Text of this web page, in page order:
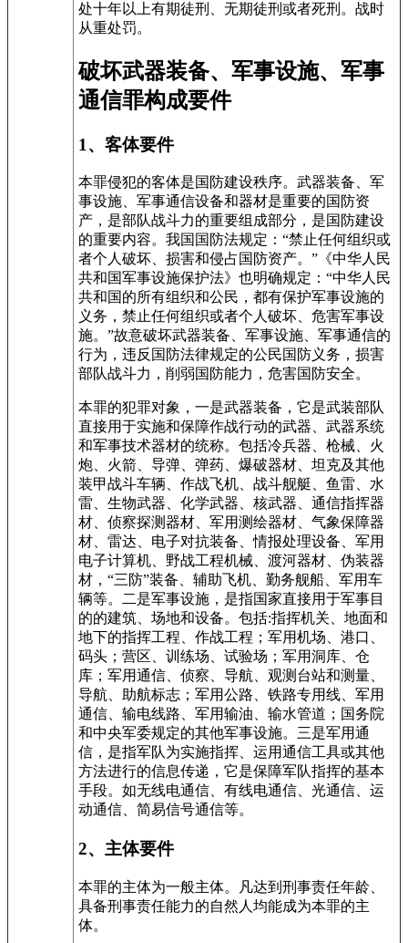
处十年以上有期徒刑、无期徒刑或者死刑。战时
从重处罚。
破坏武器装备、军事设施、军事
通信罪构成要件
1 、 客体要件
本罪侵犯的客体是国防建设秩序。武器装备、军
事设施、军事通信设备和器材是重要的国防资
产，是部队战斗力的重要组成部分，是国防建设
的重要内容。我国国防法规定：“禁止任何组织或
者个人破坏、损害和侵占国防资产。”《中华人民
共和国军事设施保护法》也明确规定：“中华人民
共和国的所有组织和公民，都有保护军事设施的
义务，禁止任何组织或者个人破坏、危害军事设
施。”故意破坏武器装备、军事设施、军事通信的
行为，违反国防法律规定的公民国防义务，损害
部队战斗力，削弱国防能力，危害国防安全。
本罪的犯罪对象，一是武器装备，它是武装部队
直接用于实施和保障作战行动的武器、武器系统
和军事技术器材的统称。包括冷兵器、枪械、火
炮、火箭、导弹、弹药、爆破器材、坦克及其他
装甲战斗车辆、作战飞机、战斗舰艇、鱼雷、水
雷、生物武器、化学武器、核武器、通信指挥器
材、侦察探测器材、军用测绘器材、气象保障器
材、雷达、电子对抗装备、情报处理设备、军用
电子计算机、野战工程机械、渡河器材、伪装器
材，“三防”装备、辅助飞机、勤务舰船、军用车
辆等。二是军事设施，是指国家直接用于军事目
的的建筑、场地和设备。包括:指挥机关、地面和
地下的指挥工程、作战工程；军用机场、港口、
码头；营区、训练场、试验场；军用洞库、仓
库；军用通信、侦察、导航、观测台站和测量、
导航、助航标志；军用公路、铁路专用线、军用
通信、输电线路、军用输油、输水管道；国务院
和中央军委规定的其他军事设施。三是军用通
信，是指军队为实施指挥、运用通信工具或其他
方法进行的信息传递，它是保障军队指挥的基本
手段。如无线电通信、有线电通信、光通信、运
动通信、简易信号通信等。
2、主体要件
本罪的主体为一般主体。凡达到刑事责任年龄、
具备刑事责任能力的自然人均能成为本罪的主
体。